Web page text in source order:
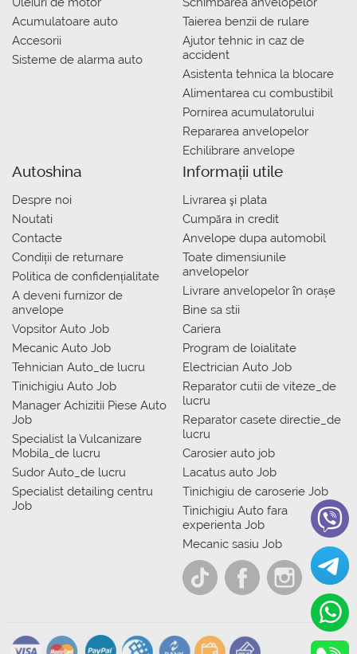
Acumulatoare auto
Accesorii
Sisteme de alarma auto
Taierea benzii de rulare
Ajutor tehnic in caz de
accident
Asistenta tehnica la blocare
Alimentarea cu combustibil
Pornirea acumulatorului
Repararea anvelopelor
Echilibrare anvelope
Autoshina
Despre noi
Noutati
Contacte
Condiții de returnare
Politica de confidențialitate
A deveni furnizor de
anvelope
Vopsitor Auto Job
Mecanic Auto Job
Tehnician Auto_de lucru
Tinichigiu Auto Job
Manager Achizitii Piese Auto
Job
Specialist la Vulcanizare
Mobila_de lucru
Sudor Auto_de lucru
Specialist detailing centru
Job
Informații utile
Livrarea şi plata
Сumpăra in credit
Anvelope dupa automobil
Toate dimensiunile
anvelopelor
Livrare anvelopelor în orașe
Bine sa stii
Cariera
Program de loialitate
Electrician Auto Job
Reparator cutii de viteze_de
lucru
Reparator casete directie_de
lucru
Carosier auto job
Lacatus auto Job
Tinichigiu de caroserie Job
Tinichigiu Auto fara
experienta Job
Mecanic sasiu Job